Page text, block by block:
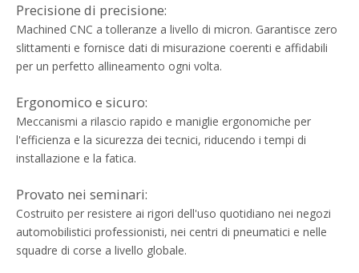
Precisione di precisione:
Machined CNC a tolleranze a livello di micron. Garantisce zero
slittamenti e fornisce dati di misurazione coerenti e affidabili
per un perfetto allineamento ogni volta.
Ergonomico e sicuro:
Meccanismi a rilascio rapido e maniglie ergonomiche per
l'efficienza e la sicurezza dei tecnici, riducendo i tempi di
installazione e la fatica.
Provato nei seminari:
Costruito per resistere ai rigori dell'uso quotidiano nei negozi
automobilistici professionisti, nei centri di pneumatici e nelle
squadre di corse a livello globale.